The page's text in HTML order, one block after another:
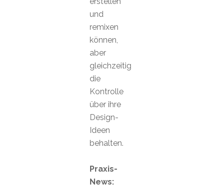
und
remixen
können,
aber
gleichzeitig
die
Kontrolle
über ihre
Design-
Ideen
behalten.
Praxis-
News: